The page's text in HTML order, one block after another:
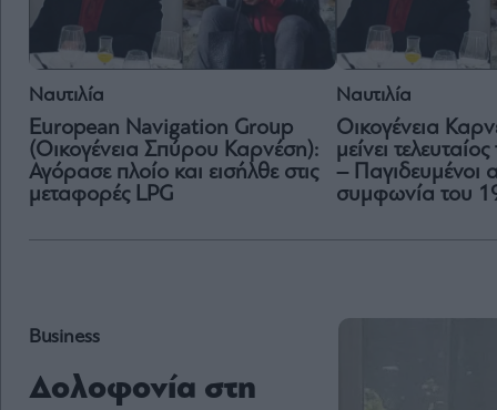
Ναυτιλία
European Navigation Group
(Οικογένεια Σπύρου Καρνέση):
Αγόρασε πλοίο και εισήλθε στις
μεταφορές LPG
Ναυτιλία
Οικογένεια
μείνει
– Παγιδευμένοι
συμφωνία του
Business
Δολοφονία στη